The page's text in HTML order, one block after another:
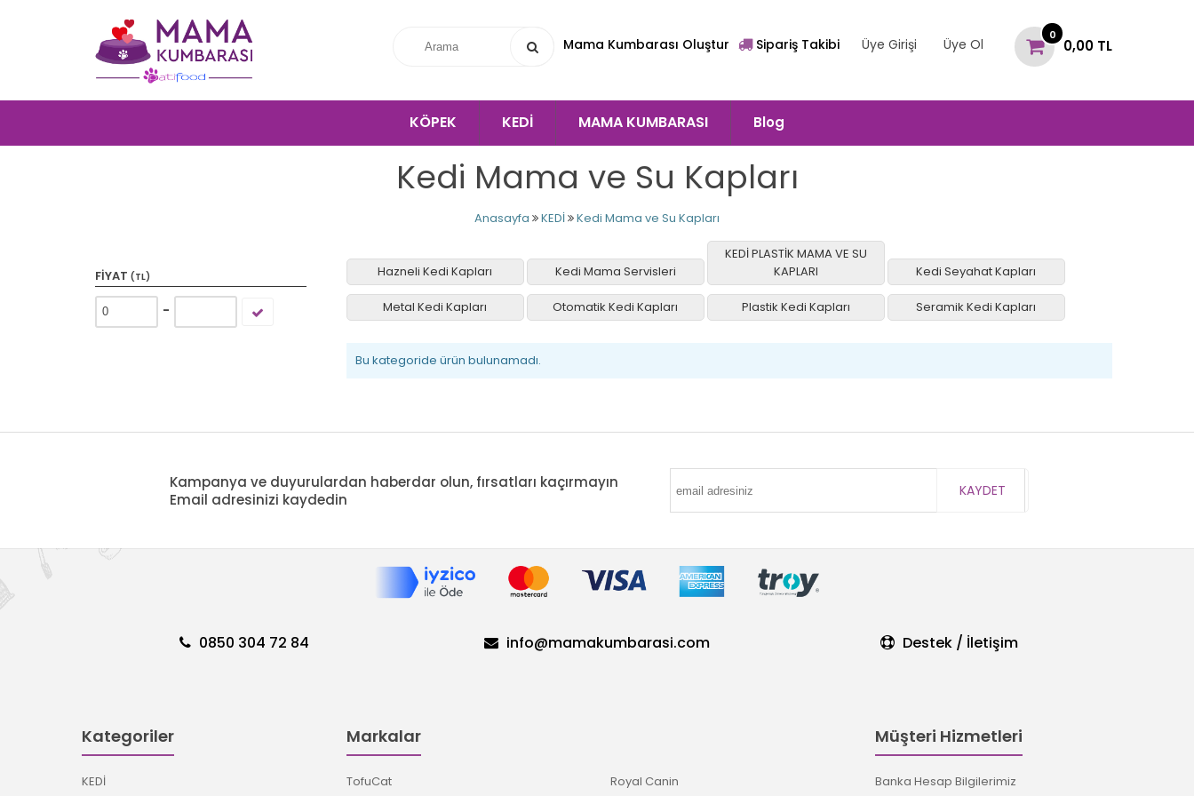
0
0,00 TL
Üye Girişi Üye Ol
Sipariş Takibi
Mama Kumbarası Oluştur
KÖPEK KEDİ MAMA KUMBARASI Blog
Kedi Mama ve Su Kapları
Anasayfa KEDİ Kedi Mama ve Su Kapları
FIYAT (TL)
-
Hazneli Kedi Kapları Kedi Mama Servisleri
KEDİ PLASTİK MAMA VE SU
KAPLARI
Kedi Seyahat Kapları
Metal Kedi Kapları Otomatik Kedi Kapları Plastik Kedi Kapları Seramik Kedi Kapları
Bu kategoride ürün bulunamadı.
Kampanya ve duyurulardan haberdar olun, fırsatları kaçırmayın
Email adresinizi kaydedin
KAYDET
0850 304 72 84 info@mamakumbarasi.com Destek / İletişim
Kategoriler
KEDİ
Markalar
TofuCat Royal Canin
Müşteri Hizmetleri
Banka Hesap Bilgilerimiz